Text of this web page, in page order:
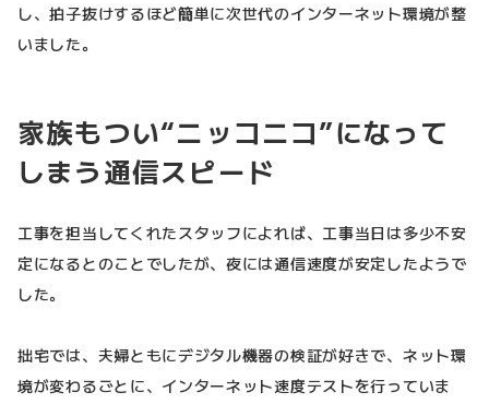
し、拍子抜けするほど簡単に次世代のインターネット環境が整
いました。
家族もつい“ニッコニコ”になって
しまう通信スピード
工事を担当してくれたスタッフによれば、工事当日は多少不安
定になるとのことでしたが、夜には通信速度が安定したようで
した。
拙宅では、夫婦ともにデジタル機器の検証が好きで、ネット環
境が変わるごとに、インターネット速度テストを行っていま